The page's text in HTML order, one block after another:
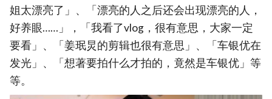
姐太漂亮了」、「漂亮的人之后还会出现漂亮的人，
好养眼……」，「我看了vlog，很有意思，大家一定
要看」、「姜珉炅的剪辑也很有意思」、「车银优在
发光」、「想著要拍什么才拍的，竟然是车银优」等
等。